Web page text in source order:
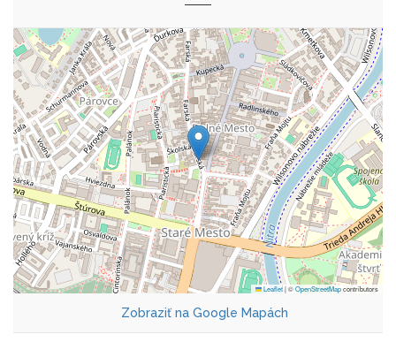
Leaflet|©OpenStreetMapcontributors
Zobraziť na Google Mapách